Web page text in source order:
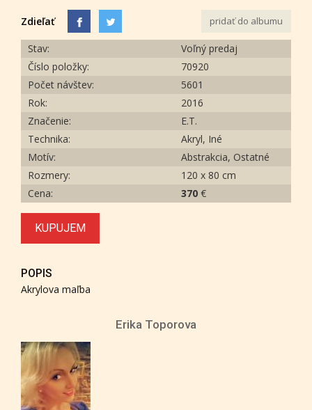
Zdieľať pridať do albumu
Stav:
Voľný predaj
Číslo položky:
70920
Počet návštev:
5601
Rok:
2016
Značenie:
E.T.
Technika:
Akryl, Iné
Motív:
Abstrakcia, Ostatné
Rozmery:
120 x 80 cm
Cena:
370 €
KUPUJEM
POPIS
Akrylova maľba
Erika Toporova